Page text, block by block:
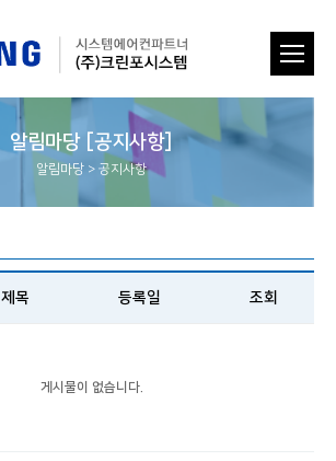
알림마당 [공지사항]
알림마당 > 공지사항
제목 등록일 조회
게시물이 없습니다.